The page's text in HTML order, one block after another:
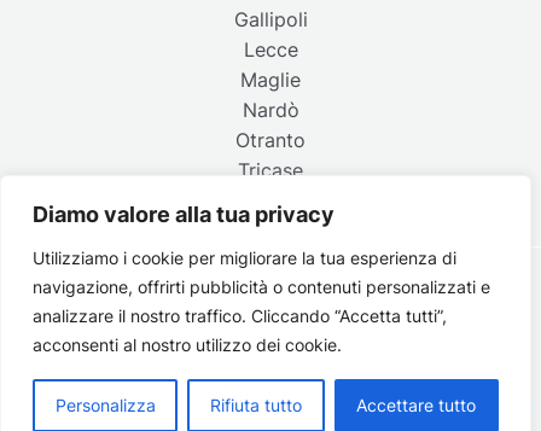
Diamo valore alla tua privacy
Utilizziamo i cookie per migliorare la tua esperienza di
navigazione, offrirti pubblicità o contenuti personalizzati e
analizzare il nostro traffico. Cliccando “Accetta tutti”,
acconsenti al nostro utilizzo dei cookie.
Personalizza Rifiuta tutto Accettare tutto
Gallipoli
Lecce
Maglie
Nardò
Otranto
Tricase
Copyright © 2026 Belpaese | Periodico d'informazione del
Salento - P.IVA 4637850753 - Testata registrata il 18 gennaio